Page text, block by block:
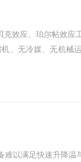
效应、珀尔帖效应
、无冷媒、无机械
以满足快速升降